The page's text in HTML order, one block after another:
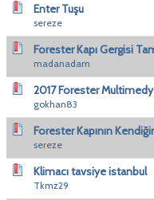
Enter Tuşu
sereze
Forester Kapı Gergisi
madanadam
2017 Forester
gokhan83
Forester Kapının
sereze
Klimacı tavsiye istanbul
Tkmz29